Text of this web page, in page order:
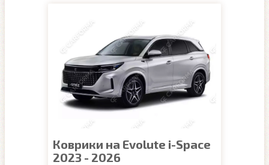
Коврики на Evolute i-Space
2023 - 2026